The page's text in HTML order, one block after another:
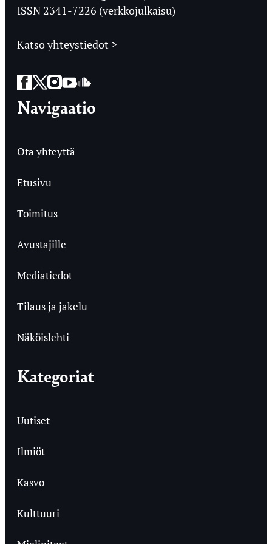
ISSN 2341-7226 (verkkojulkaisu)
Katso yhteystiedot >
Facebook
Twitter
Instagram
YouTube
SoundCloud
Navigaatio
Ota yhteyttä
Etusivu
Toimitus
Avustajille
Mediatiedot
Tilaus ja jakelu
Näköislehti
Kategoriat
Uutiset
Ilmiöt
Kasvo
Kulttuuri